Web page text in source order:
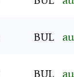
BUL
BUL